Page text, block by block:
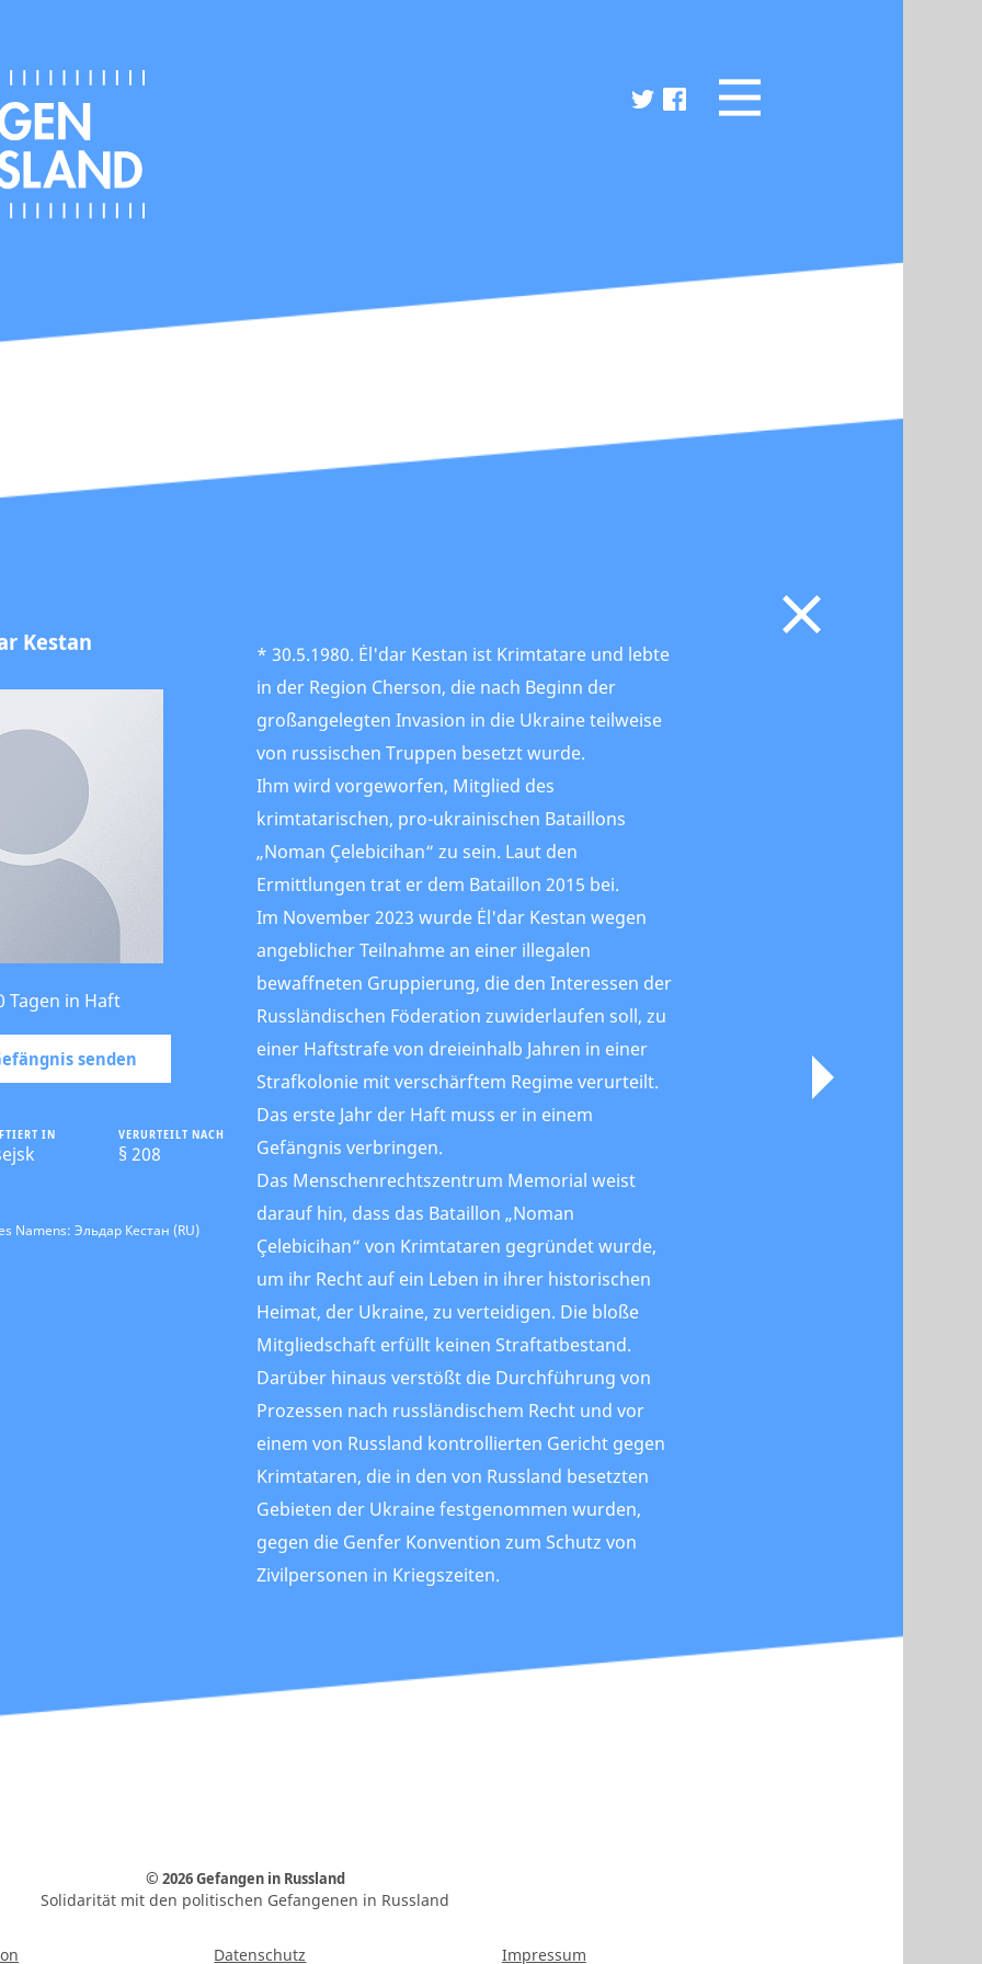
Kestan
Tagen in Haft
senden
IN VERURTEILT NACH
§ 208
Namens: Эльдар Кестан (RU)
* 30.5.1980. Ėl'dar Kestan ist Krimtatare und lebte
in der Region Cherson, die nach Beginn der
großangelegten Invasion in die Ukraine teilweise
von russischen Truppen besetzt wurde.
Ihm wird vorgeworfen, Mitglied des
krimtatarischen, pro-ukrainischen Bataillons
„Noman Çelebicihan“ zu sein. Laut den
Ermittlungen trat er dem Bataillon 2015 bei.
Im November 2023 wurde Ėl'dar Kestan wegen
angeblicher Teilnahme an einer illegalen
bewaffneten Gruppierung, die den Interessen der
Russländischen Föderation zuwiderlaufen soll, zu
einer Haftstrafe von dreieinhalb Jahren in einer
Strafkolonie mit verschärftem Regime verurteilt.
Das erste Jahr der Haft muss er in einem
Gefängnis verbringen.
Das Menschenrechtszentrum Memorial weist
darauf hin, dass das Bataillon „Noman
Çelebicihan“ von Krimtataren gegründet wurde,
um ihr Recht auf ein Leben in ihrer historischen
Heimat, der Ukraine, zu verteidigen. Die bloße
Mitgliedschaft erfüllt keinen Straftatbestand.
Darüber hinaus verstößt die Durchführung von
Prozessen nach russländischem Recht und vor
einem von Russland kontrollierten Gericht gegen
Krimtataren, die in den von Russland besetzten
Gebieten der Ukraine festgenommen wurden,
gegen die Genfer Konvention zum Schutz von
Zivilpersonen in Kriegszeiten.
© 2026 Gefangen in Russland
Solidarität mit den politischen Gefangenen in Russland
Datenschutz Impressum